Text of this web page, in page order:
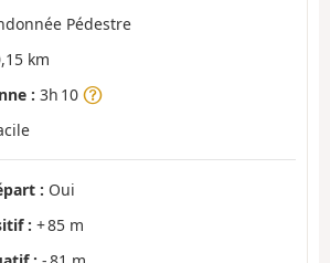
Pédestre
km
: 3h 10
: Oui
: + 85 m